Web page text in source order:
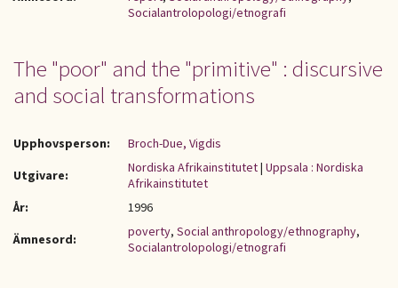
Socialantrolopologi/etnografi
The "poor" and the "primitive" : discursive
and social transformations
Upphovsperson:
Broch-Due, Vigdis
Utgivare:
Nordiska Afrikainstitutet| Uppsala : Nordiska
Afrikainstitutet
År:
1996
Ämnesord:
poverty, Social anthropology/ethnography,
Socialantrolopologi/etnografi